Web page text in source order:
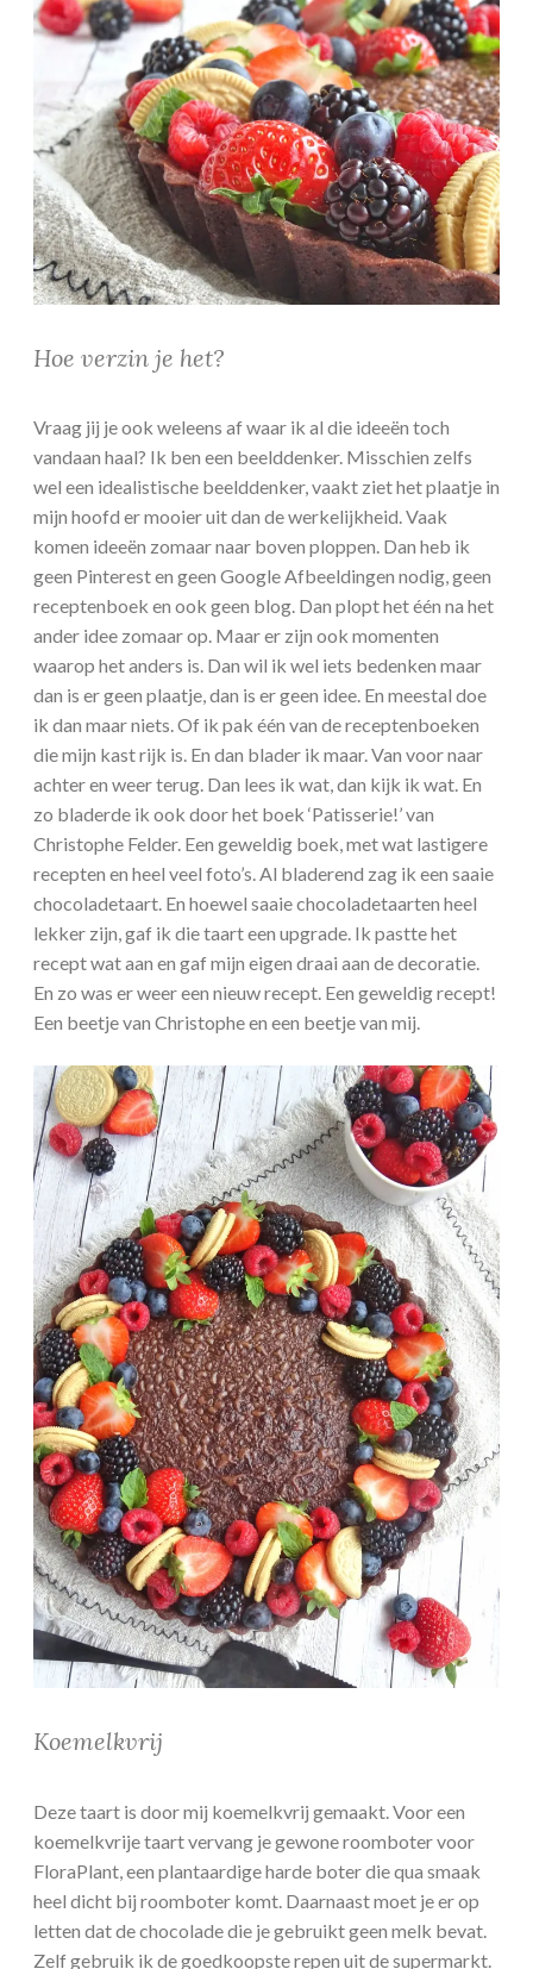
Hoe verzin je het?
Vraag jij je ook weleens af waar ik al die ideeën toch
vandaan haal? Ik ben een beelddenker. Misschien zelfs
wel een idealistische beelddenker, vaakt ziet het plaatje in
mijn hoofd er mooier uit dan de werkelijkheid. Vaak
komen ideeën zomaar naar boven ploppen. Dan heb ik
geen Pinterest en geen Google Afbeeldingen nodig, geen
receptenboek en ook geen blog. Dan plopt het één na het
ander idee zomaar op. Maar er zijn ook momenten
waarop het anders is. Dan wil ik wel iets bedenken maar
dan is er geen plaatje, dan is er geen idee. En meestal doe
ik dan maar niets. Of ik pak één van de receptenboeken
die mijn kast rijk is. En dan blader ik maar. Van voor naar
achter en weer terug. Dan lees ik wat, dan kijk ik wat. En
zo bladerde ik ook door het boek ‘Patisserie!’ van
Christophe Felder. Een geweldig boek, met wat lastigere
recepten en heel veel foto’s. Al bladerend zag ik een saaie
chocoladetaart. En hoewel saaie chocoladetaarten heel
lekker zijn, gaf ik die taart een upgrade. Ik pastte het
recept wat aan en gaf mijn eigen draai aan de decoratie.
En zo was er weer een nieuw recept. Een geweldig recept!
Een beetje van Christophe en een beetje van mij.
Koemelkvrij
Deze taart is door mij koemelkvrij gemaakt. Voor een
koemelkvrije taart vervang je gewone roomboter voor
FloraPlant, een plantaardige harde boter die qua smaak
heel dicht bij roomboter komt. Daarnaast moet je er op
letten dat de chocolade die je gebruikt geen melk bevat.
Zelf gebruik ik de goedkoopste repen uit de supermarkt.